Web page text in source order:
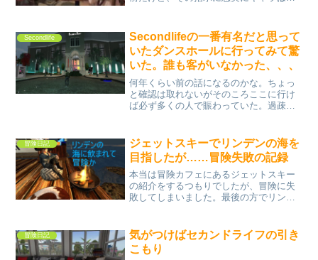
Secondlife
Secondlifeの一番有名だと思って
いたダンスホールに行ってみて驚
いた。誰も客がいなかった、、、
何年くらい前の話になるのかな。ちょっ
と確認は取れないがそのころここに行け
ば必ず多くの人で賑わっていた。過疎と
をした男女が周りを取り囲むようにして
それを見ていた。Seco...
冒険日記
ジェットスキーでリンデンの海を
目指したが……冒険失敗の記録
本当は冒険カフェにあるジェットスキー
の紹介をするつもりでしたが、冒険に失
敗してしまいました。最後の方でリンデ
に！冒険には失敗がつきもの。貴重な体
験でした。とほほ……
冒険日記
気がつけばセカンドライフの引き
こもり